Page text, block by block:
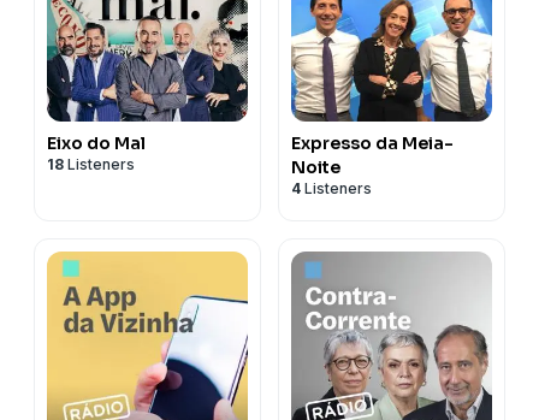
Eixo do Mal
18 Listeners
Expresso da Meia-
Noite
4 Listeners